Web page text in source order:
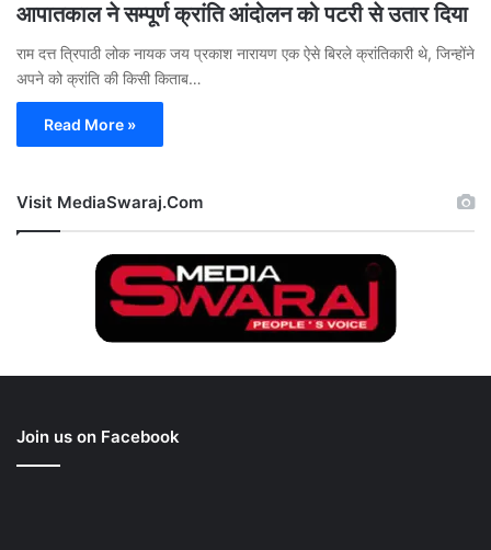
आपातकाल ने सम्पूर्ण क्रांति आंदोलन को पटरी से उतार दिया
राम दत्त त्रिपाठी लोक नायक जय प्रकाश नारायण एक ऐसे बिरले क्रांतिकारी थे, जिन्होंने
अपने को क्रांति की किसी किताब…
Read More »
Visit MediaSwaraj.Com
Join us on Facebook